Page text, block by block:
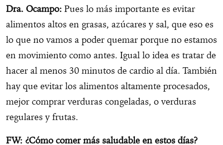
Dra. Ocampo: Pues lo más importante es evitar
alimentos altos en grasas, azúcares y sal, que eso es
lo que no vamos a poder quemar porque no estamos
en movimiento como antes. Igual lo idea es tratar de
hacer al menos 30 minutos de cardio al día. También
hay que evitar los alimentos altamente procesados,
mejor comprar verduras congeladas, o verduras
regulares y frutas.
FW: ¿Cómo comer más saludable en estos días?